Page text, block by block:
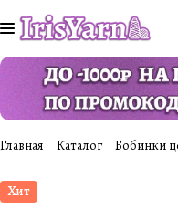
Главная Каталог Бобинки
Хит